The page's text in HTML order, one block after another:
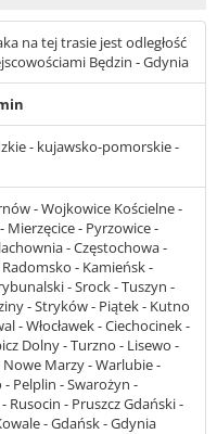
na tej trasie jest odległość
Będzin - Gdynia
- kujawsko-pomorskie -
- Wojkowice Kościelne -
Mierzęcice - Pyrzowice -
- Częstochowa -
- Kamieńsk -
- Srock - Tuszyn -
- Stryków - Piątek - Kutno
- Włocławek - Ciechocinek -
Dolny - Turzno - Lisewo -
Marzy - Warlubie -
Pelplin - Swarożyn -
Rusocin - Pruszcz Gdański -
- Gdańsk - Gdynia